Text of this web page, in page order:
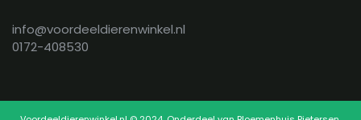
info@voordeeldierenwinkel.nl
0172-408530